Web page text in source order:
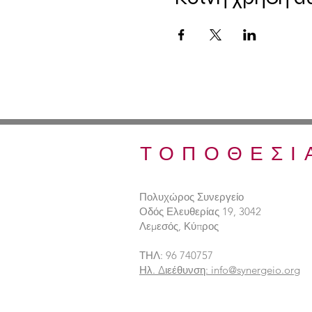
Πολυχώρος Συνεργείο
Οδός Ελευθερίας 19, 3042
Λεμεσός, Κύπρος
ΤΗΛ: 96 740757
Ηλ. Διεέθυνση: info@synergeio.org